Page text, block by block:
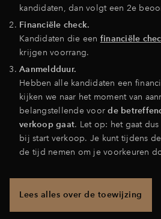
kandidaten, dan volgt een 2e
Financiële check.
Kandidaten die een financiële
krijgen voorrang.
Aanmeldduur.
Hebben alle kandidaten een
kijken we naar het moment van
belangstellende voorde
verkoop gaat. Let op: het gaat
bij start verkoop. Je kunt tijdens
de tijd nemen om je voorkeuren
Lees alles over de toewijzing